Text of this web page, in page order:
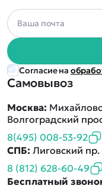
Самовывоз
Москва:
Волгоградский
8(495) 008-53-92
СПБ: Лиговский пр.
8 (812) 628-60-49
Бесплатный
Согласие на